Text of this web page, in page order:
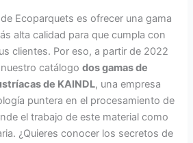
Ecoparquets es ofrecer una gama
alta calidad para que cumpla con
clientes. Por eso, a partir de 2022
catálogodos gamas de
de KAINDL, una empresa
puntera en el procesamiento de
el trabajo de este material como
¿Quieres conocer los secretos de